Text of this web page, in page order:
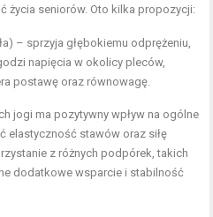
życia seniorów. Oto kilka propozycji:
– sprzyja głębokiemu odprężeniu,
napięcia w okolicy pleców,
postawę oraz równowagę.
jogi ma pozytywny wpływ na ogólne
elastyczność stawów oraz siłę
z różnych podpórek, takich
dodatkowe wsparcie i stabilność